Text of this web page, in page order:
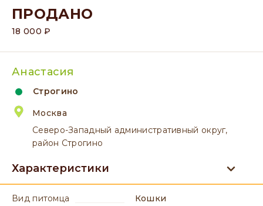
ПРОДАНО
18 000 ₽
Анастасия
Строгино
Москва
Северо-Западный административный округ,
район Строгино
Характеристики
вид питомца Кошки